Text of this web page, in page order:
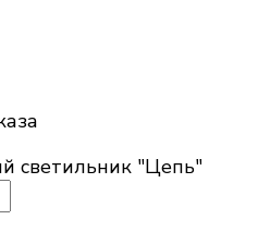
светильник "Цепь"